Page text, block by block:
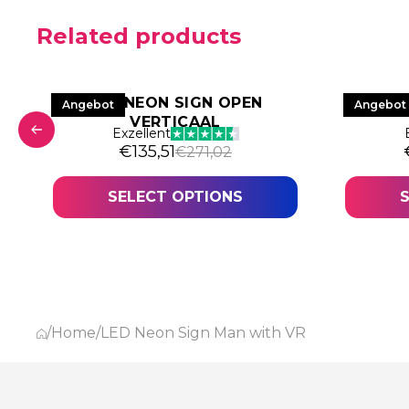
Related products
AngebotLED NEON SIGN OPEN
VERTICAAL
Exzellent
€271,02
Original price was: €271,02.
€135,51
Current price is: €135,51.
SELECT OPTIONS
Angebot
LED
/Home/LED Neon Sign Man with VR